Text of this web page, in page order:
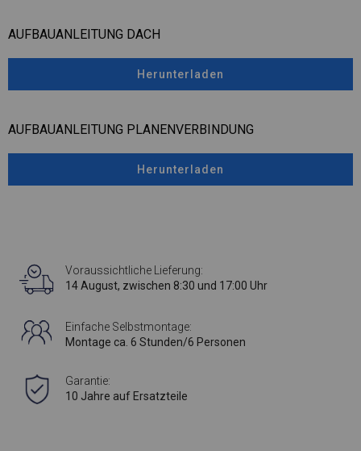
AUFBAUANLEITUNG DACH
Herunterladen
AUFBAUANLEITUNG PLANENVERBINDUNG
Herunterladen
Voraussichtliche Lieferung:
14 August, zwischen 8:30 und 17:00 Uhr
Einfache Selbstmontage:
Montage ca. 6 Stunden/6 Personen
Garantie:
10 Jahre auf Ersatzteile